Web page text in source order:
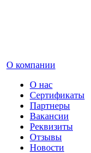
О компании
О нас
Сертификаты
Партнеры
Вакансии
Реквизиты
Отзывы
Новости